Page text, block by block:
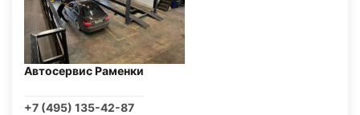
Автосервис Раменки
+7 (495) 135-42-87